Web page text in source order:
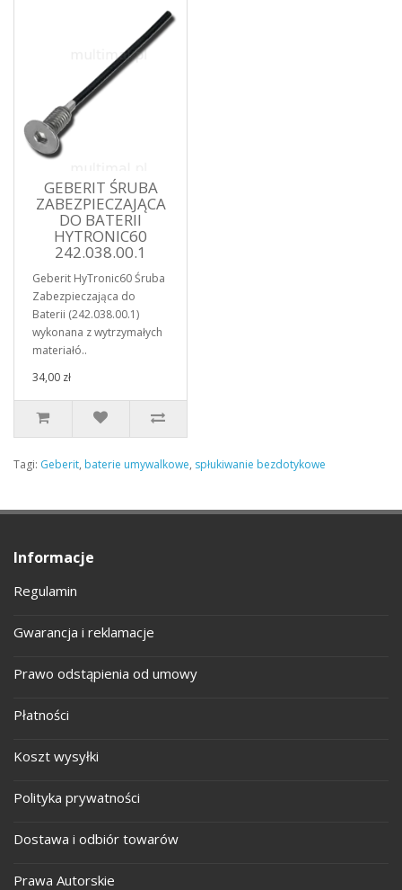
GEBERIT ŚRUBA
ZABEZPIECZAJĄCA
DO BATERII
HYTRONIC60
242.038.00.1
Geberit HyTronic60 Śruba
Zabezpieczająca do
Baterii (242.038.00.1)
wykonana z wytrzymałych
materiałó..
34,00 zł
Tagi: Geberit, baterie umywalkowe, spłukiwanie bezdotykowe
Informacje
Regulamin
Gwarancja i reklamacje
Prawo odstąpienia od umowy
Płatności
Koszt wysyłki
Polityka prywatności
Dostawa i odbiór towarów
Prawa Autorskie